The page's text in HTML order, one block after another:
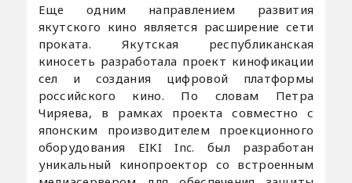
Еще одним направлением развития
якутского кино является расширение сети
проката. Якутская республиканская
киносеть разработала проект кинофикации
сел и создания цифровой платформы
российского кино. По словам Петра
Чиряева, в рамках проекта совместно с
японским производителем проекционного
оборудования EIKI Inc. был разработан
уникальный кинопроектор со встроенным